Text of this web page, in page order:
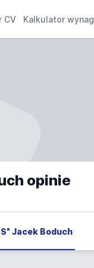
CV Kalkulator
opinie
Jacek Boduch